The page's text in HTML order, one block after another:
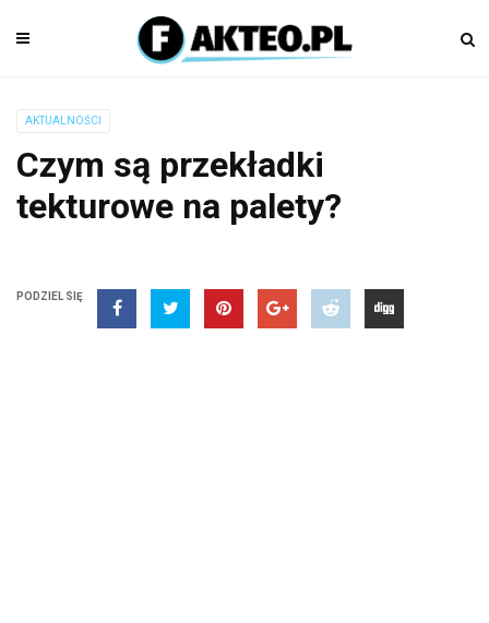
AKTUALNOŚCI
Czym są przekładki
tekturowe na palety?
PODZIEL SIĘ